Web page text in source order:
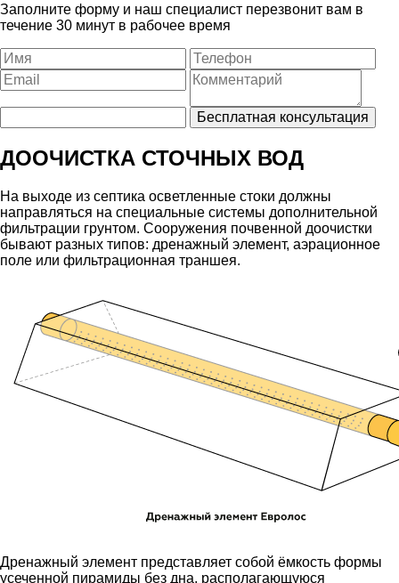
Заполните форму и наш специалист перезвонит вам в
течение 30 минут в рабочее время
ДООЧИСТКА СТОЧНЫХ ВОД
На выходе из септика осветленные стоки должны
направляться на специальные системы дополнительной
фильтрации грунтом. Сооружения почвенной доочистки
бывают разных типов: дренажный элемент, аэрационное
поле или фильтрационная траншея.
Дренажный элемент представляет собой ёмкость формы
усеченной пирамиды без дна, располагающуюся